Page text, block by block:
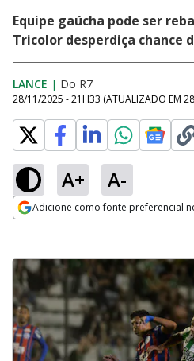
Equipe gaúcha pode ser
Tricolor desperdiça chance
LANCE | Do R7
28/11/2025 - 21H33 (ATUALIZADO EM
A+ A-
Adicione como fonte preferencial